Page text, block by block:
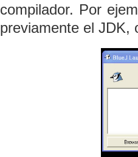
compilador. Por
previamente el JDK,